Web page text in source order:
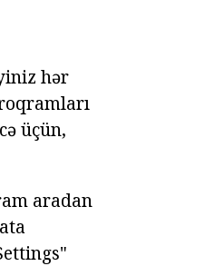
hər
üçün,
aradan